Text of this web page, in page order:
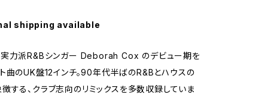
shipping available
力派R&Bシンガー Deborah Cox のデビュー期を
曲のUK盤12インチ。90年代半ばのR&Bとハウスの
する、クラブ志向のリミックスを多数収録していま